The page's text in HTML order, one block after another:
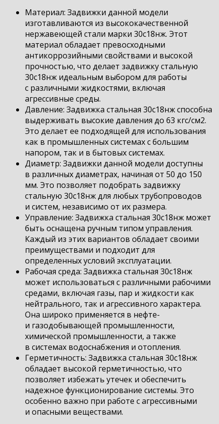
Материал: Задвижки данной модели
изготавливаются из высококачественной
нержавеющей стали марки 30с18нж. Этот
материал обладает превосходными
антикоррозийными свойствами и высокой
прочностью, что делает задвижку стальную
30с18нж идеальным выбором для работы
с различными жидкостями, включая
агрессивные среды.
Давление: Задвижка стальная 30с18нж способна
выдерживать высокие давления до 63 кгс/см2.
Это делает ее подходящей для использования
как в промышленных системах с большим
напором, так и в бытовых системах.
Диаметр: Задвижки данной модели доступны
в различных диаметрах, начиная от 50 до 150
мм. Это позволяет подобрать задвижку
стальную 30с18нж для любых трубопроводов
и систем, независимо от их размера.
Управление: Задвижка стальная 30с18нж может
быть оснащена ручным типом управления.
Каждый из этих вариантов обладает своими
преимуществами и подходит для
определенных условий эксплуатации.
Рабочая среда: Задвижка стальная 30с18нж
может использоваться с различными рабочими
средами, включая газы, пар и жидкости как
нейтрального, так и агрессивного характера.
Она широко применяется в нефте-
и газодобывающей промышленности,
химической промышленности, а также
в системах водоснабжения и отопления.
Герметичность: Задвижка стальная 30с18нж
обладает высокой герметичностью, что
позволяет избежать утечек и обеспечить
надежное функционирование системы. Это
особенно важно при работе с агрессивными
и опасными веществами.